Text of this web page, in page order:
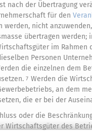
nach der Übertragung
für den
werden, nicht
übertragen
im
Personen
die einzelnen dem
7 Werden die
an dem
die er bei der
oder die
Wirtschaftsgüter des